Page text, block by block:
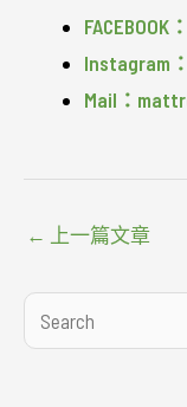
Instagram
Mail：
← 上一篇文章
搜
尋